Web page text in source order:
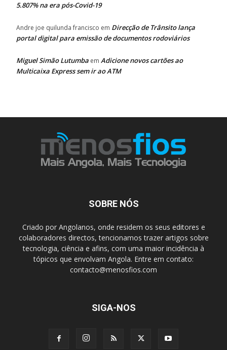
5.807% na era pós-Covid-19
Andre joe quilunda francisco em Direcção de Trânsito lança
portal digital para emissão de documentos rodoviários
Miguel Simão Lutumba em Adicione novos cartões ao
Multicaixa Express sem ir ao ATM
SOBRE NÓS
Criado por Angolanos, onde residem os seus editores e
colaboradores directos, tencionamos trazer artigos sobre
tecnologia, ciência e afins, com uma maior incidência à
tópicos que envolvam Angola. Entre em contato:
contacto@menosfios.com
SIGA-NOS